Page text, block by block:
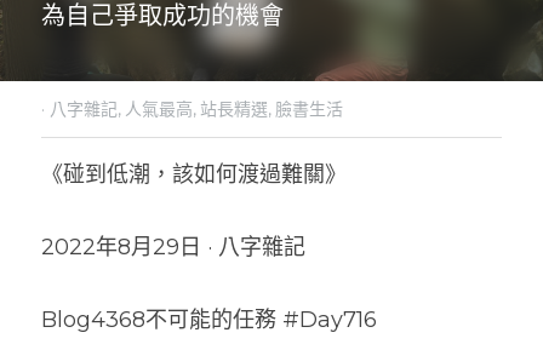
為自己爭取成功的機會
· 八字雜記, 人氣最高, 站長精選, 臉書生活
《碰到低潮，該如何渡過難關》
2022年8月29日 · 八字雜記
Blog4368不可能的任務 #Day716